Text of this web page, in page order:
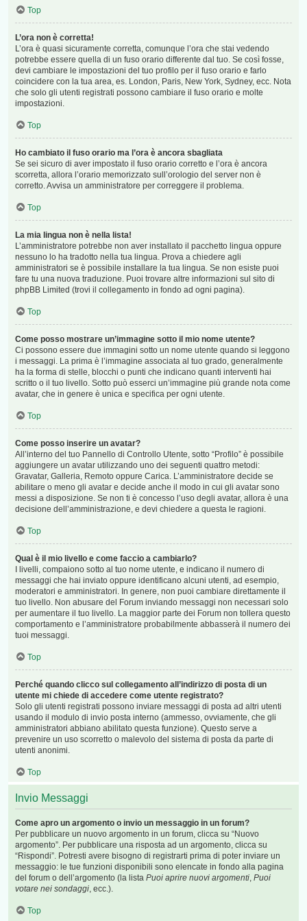
Top
L’ora non è corretta!
L’ora è quasi sicuramente corretta, comunque l’ora che stai vedendo
potrebbe essere quella di un fuso orario differente dal tuo. Se così fosse,
devi cambiare le impostazioni del tuo profilo per il fuso orario e farlo
coincidere con la tua area, es. London, Paris, New York, Sydney, ecc. Nota
che solo gli utenti registrati possono cambiare il fuso orario e molte
impostazioni.
Top
Ho cambiato il fuso orario ma l’ora è ancora sbagliata
Se sei sicuro di aver impostato il fuso orario corretto e l’ora è ancora
scorretta, allora l’orario memorizzato sull’orologio del server non è
corretto. Avvisa un amministratore per correggere il problema.
Top
La mia lingua non è nella lista!
L’amministratore potrebbe non aver installato il pacchetto lingua oppure
nessuno lo ha tradotto nella tua lingua. Prova a chiedere agli
amministratori se è possibile installare la tua lingua. Se non esiste puoi
fare tu una nuova traduzione. Puoi trovare altre informazioni sul sito di
phpBB Limited (trovi il collegamento in fondo ad ogni pagina).
Top
Come posso mostrare un’immagine sotto il mio nome utente?
Ci possono essere due immagini sotto un nome utente quando si leggono
i messaggi. La prima è l’immagine associata al tuo grado, generalmente
ha la forma di stelle, blocchi o punti che indicano quanti interventi hai
scritto o il tuo livello. Sotto può esserci un’immagine più grande nota come
avatar, che in genere è unica e specifica per ogni utente.
Top
Come posso inserire un avatar?
All’interno del tuo Pannello di Controllo Utente, sotto “Profilo” è possibile
aggiungere un avatar utilizzando uno dei seguenti quattro metodi:
Gravatar, Galleria, Remoto oppure Carica. L’amministratore decide se
abilitare o meno gli avatar e decide anche il modo in cui gli avatar sono
messi a disposizione. Se non ti è concesso l’uso degli avatar, allora è una
decisione dell’amministrazione, e devi chiedere a questa le ragioni.
Top
Qual è il mio livello e come faccio a cambiarlo?
I livelli, compaiono sotto al tuo nome utente, e indicano il numero di
messaggi che hai inviato oppure identificano alcuni utenti, ad esempio,
moderatori e amministratori. In genere, non puoi cambiare direttamente il
tuo livello. Non abusare del Forum inviando messaggi non necessari solo
per aumentare il tuo livello. La maggior parte dei Forum non tollera questo
comportamento e l’amministratore probabilmente abbasserà il numero dei
tuoi messaggi.
Top
Perché quando clicco sul collegamento all’indirizzo di posta di un
utente mi chiede di accedere come utente registrato?
Solo gli utenti registrati possono inviare messaggi di posta ad altri utenti
usando il modulo di invio posta interno (ammesso, ovviamente, che gli
amministratori abbiano abilitato questa funzione). Questo serve a
prevenire un uso scorretto o malevolo del sistema di posta da parte di
utenti anonimi.
Top
Invio Messaggi
Come apro un argomento o invio un messaggio in un forum?
Per pubblicare un nuovo argomento in un forum, clicca su “Nuovo
argomento”. Per pubblicare una risposta ad un argomento, clicca su
“Rispondi”. Potresti avere bisogno di registrarti prima di poter inviare un
messaggio: le tue funzioni disponibili sono elencate in fondo alla pagina
del forum o dell’argomento (la lista Puoi aprire nuovi argomenti, Puoi
votare nei sondaggi, ecc.).
Top